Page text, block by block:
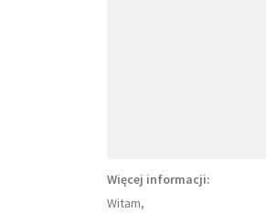
Więcej informacji:
Witam,